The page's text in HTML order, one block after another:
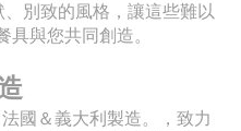
別致的風格，讓這些難以
與您共同創造。
國＆義大利製造。，致力